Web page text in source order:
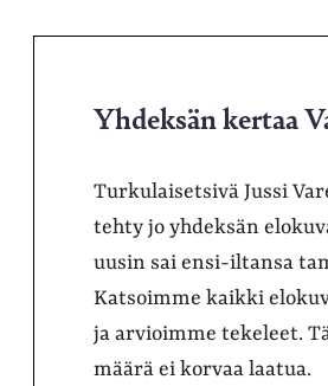
Yhdeksän kertaa
Turkulaisetsivä Jussi
tehty jo yhdeksän
uusin sai ensi-iltansa
Katsoimme kaikki
ja arvioimme tekeleet.
määrä ei korvaa laatua.